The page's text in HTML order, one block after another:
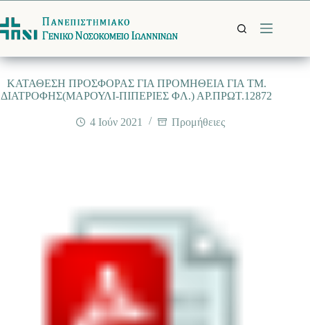
στο
περιεχόμενο
ΚΑΤΑΘΕΣΗ ΠΡΟΣΦΟΡΑΣ ΓΙΑ ΠΡΟΜΗΘΕΙΑ ΓΙΑ ΤΜ.
ΔΙΑΤΡΟΦΗΣ(ΜΑΡΟΥΛΙ-ΠΙΠΕΡΙΕΣ ΦΛ.) ΑΡ.ΠΡΩΤ.12872
4 Ιούν 2021 Προμήθειες